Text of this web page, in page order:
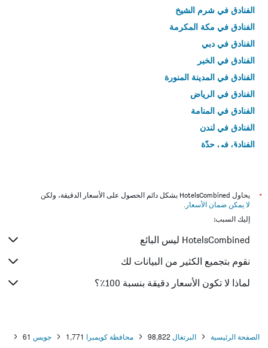
الفنادق في شرم الشيخ
الفنادق في مكة المكرمة
الفنادق في دبي
الفنادق في الخبر
الفنادق في المدينة المنورة
الفنادق في الرياض
الفنادق في المنامة
الفنادق في لندن
الفنادق في جدّة
*
يحاول HotelsCombined بشكل دائم الحصول على الأسعار الدقيقة، ولكن
لا يمكن ضمان الأسعار .
إليك السبب:
HotelsCombined ليس البائع
نقوم بتجميع الكثير من البيانات لك
لماذا لا تكون الأسعار دقيقة بنسبة 100٪؟
الصفحة الرئيسية البرتغال 98,822 محافظة كويمبرا 1,771 جويس 61